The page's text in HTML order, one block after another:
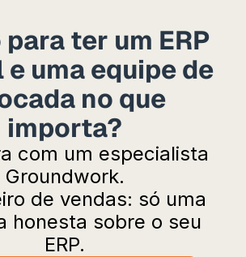
ter um ERP
uma equipe de
no que
importa?
com um especialista
Groundwork.
de vendas: só uma
honesta sobre o seu
ERP.